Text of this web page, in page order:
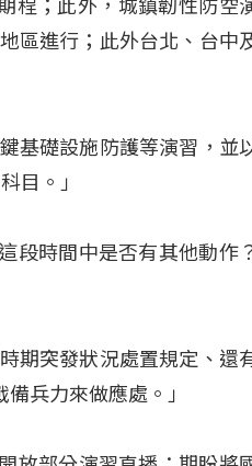
程；此外，城鎮韌性防空
區進行；此外台北、台中
基礎設施防護等演習，並
目。」
段時間中是否有其他動作
期突發狀況處置規定、還
兵力來做應處。」